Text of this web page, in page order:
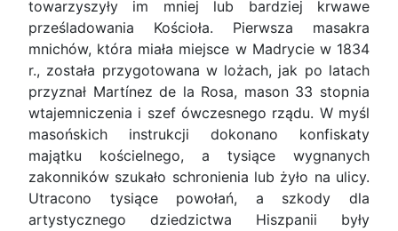
towarzyszyły im mniej lub bardziej krwawe
prześladowania Kościoła. Pierwsza masakra
mnichów, która miała miejsce w Madrycie w 1834
r., została przygotowana w lożach, jak po latach
przyznał Martínez de la Rosa, mason 33 stopnia
wtajemniczenia i szef ówczesnego rządu. W myśl
masońskich instrukcji dokonano konfiskaty
majątku kościelnego, a tysiące wygnanych
zakonników szukało schronienia lub żyło na ulicy.
Utracono tysiące powołań, a szkody dla
artystycznego dziedzictwa Hiszpanii były